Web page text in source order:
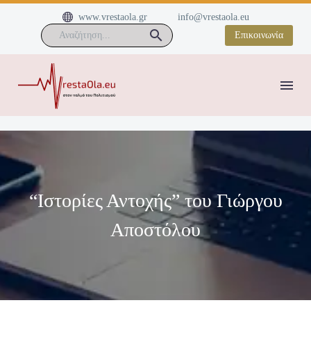

 www.vrestaola.gr
info@vrestaola.eu
Επικοινωνία
“Ιστορίες Αντοχής” του Γιώργου
Αποστόλου